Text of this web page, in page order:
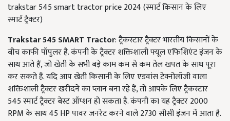
trakstar 545 smart tractor price 2024 (स्मार्ट किसान के लिए
स्मार्ट ट्रैक्टर)
Trakstar 545 SMART Tractor: ट्रैकस्टार ट्रैक्टर भारतीय किसानों के
बीच काफी पॉपुलर है. कंपनी के ट्रैक्टर शक्तिशाली फ्यूल एफिशिएंट इंजन के
साथ आते हैं, जो खेती के सभी बड़े काम कम से कम तेल खपत के साथ पूरा
कर सकते हैं. यदि आप खेती किसानी के लिए एडवांस टेक्नोलॉजी वाला
शक्तिशाली ट्रैक्टर खरीदने का प्लान बना रहे हैं, तो आपके लिए ट्रैकस्टार
545 स्मार्ट ट्रैक्टर बेस्ट ऑप्शन हो सकता है. कंपनी का यह ट्रैक्टर 2000
RPM के साथ 45 HP पावर जनरेट करने वाले 2730 सीसी इंजन में आता है.